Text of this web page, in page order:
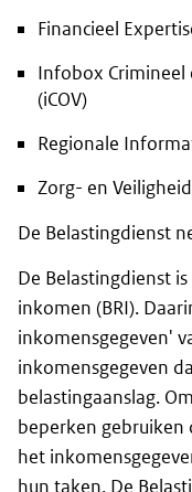
Financieel
Infobox Crimineel
(iCOV)
Regionale
Zorg- en
De Belastingdienst
De Belastingdienst
inkomen (BRI).
inkomensgegeven'
inkomensgegeven
belastingaanslag.
beperken gebruiken
het
hun taken. De